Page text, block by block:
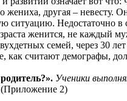
жениха, другая – невесту.
ситуацию. Недостаточно
женится, не каждый
семей, через 30
как считают демографы,
Ученики
(Приложение 2)